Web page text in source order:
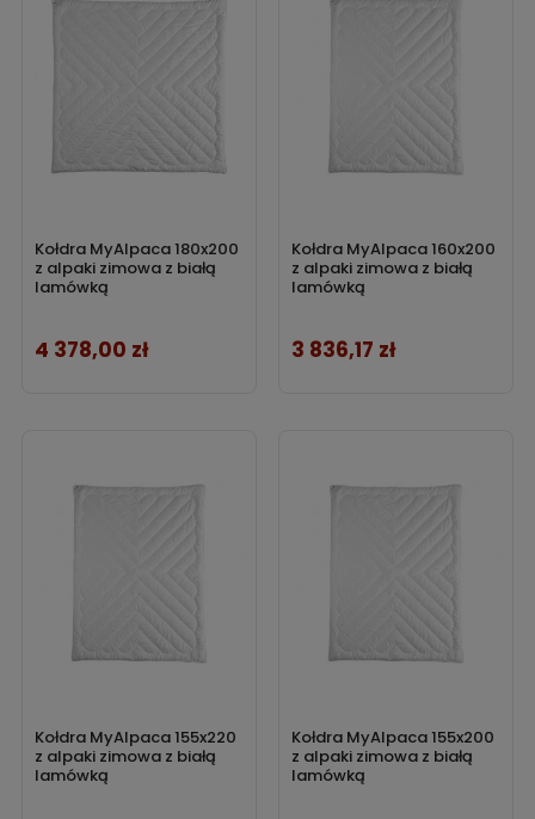
Kołdra MyAlpaca 180x200
z alpaki zimowa z białą
lamówką
Cena
4 378,00 zł
Kołdra MyAlpaca 160x200
z alpaki zimowa z białą
lamówką
Cena
3 836,17 zł
Kołdra MyAlpaca 155x220
z alpaki zimowa z białą
lamówką
Kołdra MyAlpaca 155x200
z alpaki zimowa z białą
lamówką